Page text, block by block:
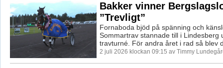
Bakker vinner
”Trevligt”
Fornaboda bjöd på spänning och
Sommartrav stannade till i Lindesberg
travturné. För andra året i rad så blev
2 juli 2026 klockan 09:15 av Timmy